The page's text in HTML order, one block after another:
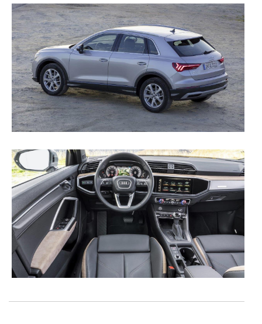
Realçamos que o bloqueio de certo tipo de Cookies e
tecnologias similares pode ter impacto na sua
experiência de navegação no Website e nos serviços
disponibilizados.
Consulte a política de cookies do site.